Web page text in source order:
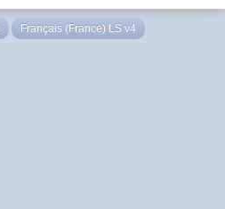
Français (France) LS v4